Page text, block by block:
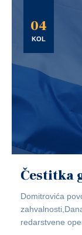
04
KOL
Čestitka
Domitrovića
redarstvene